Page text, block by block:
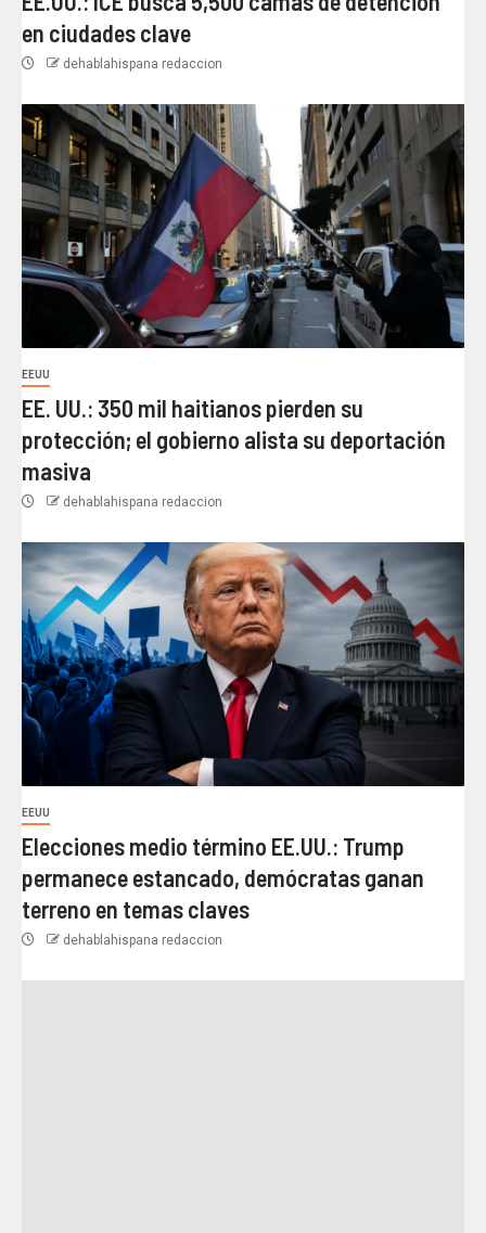
en ciudades clave
dehablahispana redaccion
EEUU
EE. UU.: 350 mil haitianos pierden su
protección; el gobierno alista su deportación
masiva
dehablahispana redaccion
EEUU
Elecciones medio término EE.UU.: Trump
permanece estancado, demócratas ganan
terreno en temas claves
dehablahispana redaccion